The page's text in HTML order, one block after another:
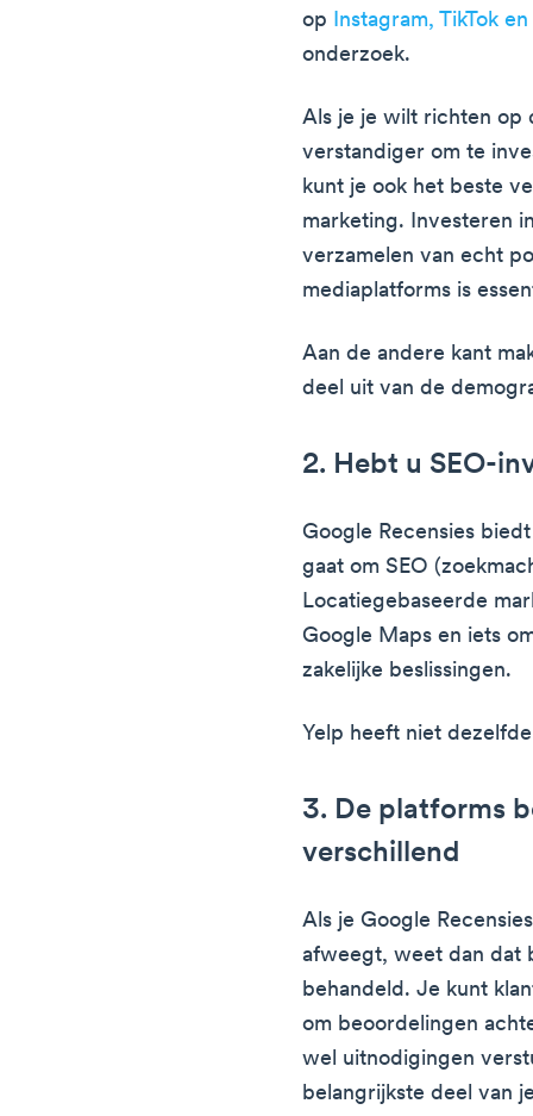
op Instagram, TikTok
onderzoek.
Als je je wilt richten op
verstandiger om te
kunt je ook het beste
marketing. Investeren
verzamelen van echt
mediaplatforms is
Aan de andere kant
deel uit van de
2. Hebt u SEO-
Google Recensies
gaat om SEO
Locatiegebaseerde
Google Maps en iets
zakelijke beslissingen.
Yelp heeft niet
3. De platforms
verschillend
Als je Google
afweegt, weet dan dat
behandeld. Je kunt
om beoordelingen
wel uitnodigingen
belangrijkste deel van